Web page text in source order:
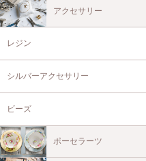
アクセサリー
レジン
シルバーアクセサリー
ビーズ
ポーセラーツ